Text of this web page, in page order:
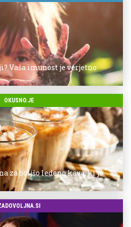
Vaša imunost je verjetno
OKUSNO.JE
za boljšo ledeno kavo, ki jo